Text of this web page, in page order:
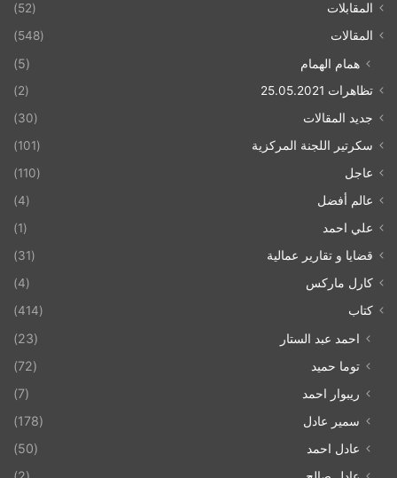
المقابلات
(52)
المقالات
(548)
همام الهمام (5)
تظاهرات 25.05.2021
(2)
جديد المقالات
(30)
سكرتير اللجنة المركزية
(101)
عاجل
(110)
عالم أفضل
(4)
علي احمد
(1)
قضايا و تقارير عمالية
(31)
كارل ماركس
(4)
كتاب
(414)
احمد عبد الستار
(23)
توما حميد
(72)
ريبوار احمد
(7)
سمير عادل
(178)
عادل احمد
(50)